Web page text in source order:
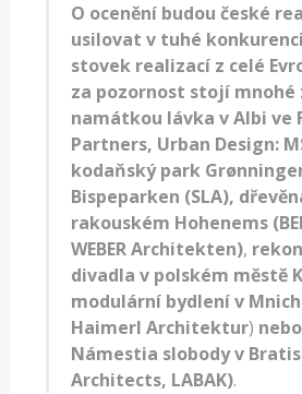
O ocenění budou české
usilovat v tuhé
stovek realizací z celé
za pozornost stojí mnohé
namátkou lávka v Albi ve
Partners, Urban Design:
kodaňský park
Bispeparken (SLA),
rakouském Hohenems
WEBER Architekten),
divadla v polském městě
modulární bydlení v
Haimerl Architektur)
Námestia slobody v
Architects, LABAK).